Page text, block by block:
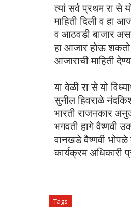
त्यां सर्व प्रथम रा से
माहिती दिली व हा
व आठवडी बाजार
हा आजार होऊ शकतो
आजाराची माहिती
या वेळी रा से यो
सुनील हिवराळे
भारती राजनकार
भगवती हागे वैष्णवी
वानखडे वैष्णवी
कार्यक्रम अधिकारी
Tags